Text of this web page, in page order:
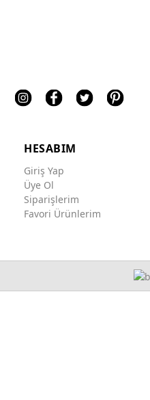
HESABIM
Giriş Yap
Üye Ol
Siparişlerim
Favori Ürünlerim